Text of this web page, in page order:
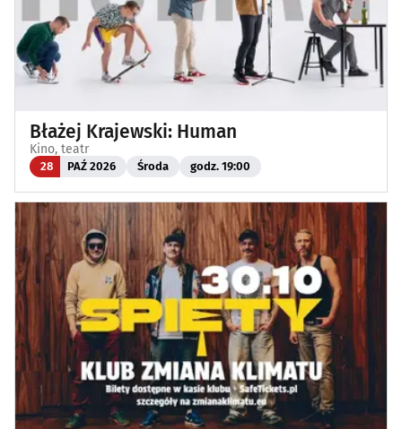
Błażej Krajewski: Human
Kino, teatr
28 PAŹ 2026 Środa godz. 19:00